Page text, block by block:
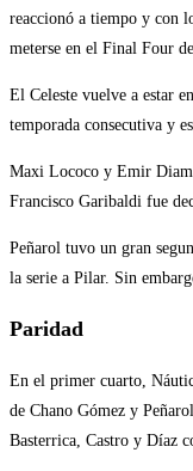
reaccionó a tiempo y con
meterse en el Final Four
El Celeste vuelve a estar
temporada consecutiva y
Maxi Lococo y Emir
Francisco Garibaldi fue
Peñarol tuvo un gran
la serie a Pilar. Sin
Paridad
En el primer cuarto,
de Chano Gómez y
Basterrica, Castro y Díaz